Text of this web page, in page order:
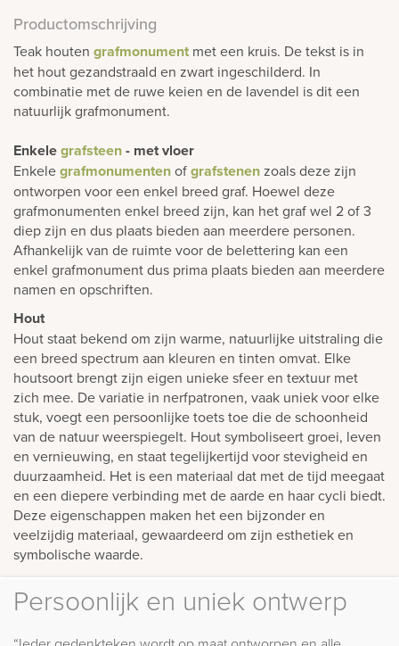
Productomschrijving
Teak houten grafmonument met een kruis. De tekst is in
het hout gezandstraald en zwart ingeschilderd. In
combinatie met de ruwe keien en de lavendel is dit een
natuurlijk grafmonument.
Enkelegrafsteen- met vloer
Enkelegrafmonumentenofgrafstenenzoals deze zijn
ontworpen voor een enkel breed graf. Hoewel deze
grafmonumenten enkel breed zijn, kan het graf wel 2 of 3
diep zijn en dus plaats bieden aan meerdere personen.
Afhankelijk van de ruimte voor de belettering kan een
enkel grafmonument dus prima plaats bieden aan meerdere
namen en opschriften.
Hout
Hout staat bekend om zijn warme, natuurlijke uitstraling die
een breed spectrum aan kleuren en tinten omvat. Elke
houtsoort brengt zijn eigen unieke sfeer en textuur met
zich mee. De variatie in nerfpatronen, vaak uniek voor elke
stuk, voegt een persoonlijke toets toe die de schoonheid
van de natuur weerspiegelt. Hout symboliseert groei, leven
en vernieuwing, en staat tegelijkertijd voor stevigheid en
duurzaamheid. Het is een materiaal dat met de tijd meegaat
en een diepere verbinding met de aarde en haar cycli biedt.
Deze eigenschappen maken het een bijzonder en
veelzijdig materiaal, gewaardeerd om zijn esthetiek en
symbolische waarde.
Persoonlijk en uniek ontwerp